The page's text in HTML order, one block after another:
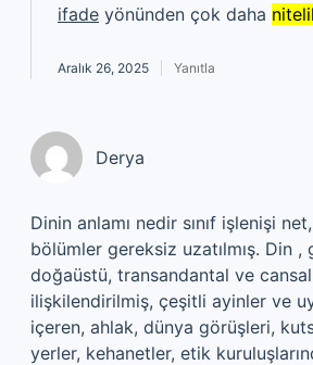
ifade yönünden çok daha
Aralık 26, 2025 Yanıtla
Derya
Dinin anlamı nedir sınıf işlenişi
bölümler gereksiz uzatılmış. Din ,
doğaüstü, transandantal ve
ilişkilendirilmiş, çeşitli ayinler ve
içeren, ahlak, dünya görüşleri,
yerler, kehanetler, etik